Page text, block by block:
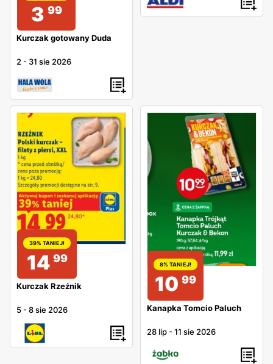
3 99
Kurczak gotowany Duda
2 - 31 sie 2026
39% TANIEJ!
14 99
Kurczak Rzeźnik
5 -8 sie 2026
8% TANIEJ!
10 99
Kanapka Tomcio Paluch
28 lip -11 sie 2026